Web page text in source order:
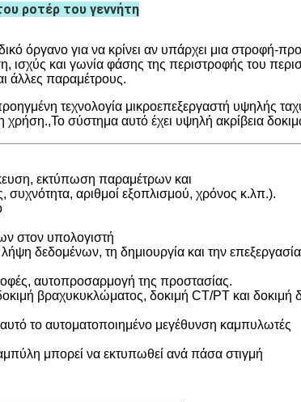
ροτέρ του γεννήτη
όργανο για να κρίνει αν υπάρχει μια στροφή-
ισχύς και γωνία φάσης της περιστροφής του
άλλες παραμέτρους.
τεχνολογία μικροεπεξεργαστή υψηλής
χρήση.,Το σύστημα αυτό έχει υψηλή ακρίβεια
εκτύπωση παραμέτρων και
συχνότητα, αριθμοί εξοπλισμού, χρόνος κ.λπ.).
στον υπολογιστή
δεδομένων, τη δημιουργία και την
αυτοπροσαρμογή της προστασίας.
βραχυκυκλώματος, δοκιμή CT/PT και δοκιμή
το αυτοματοποιημένο μεγέθυνση καμπυλωτές
μπορεί να εκτυπωθεί ανά πάσα στιγμή